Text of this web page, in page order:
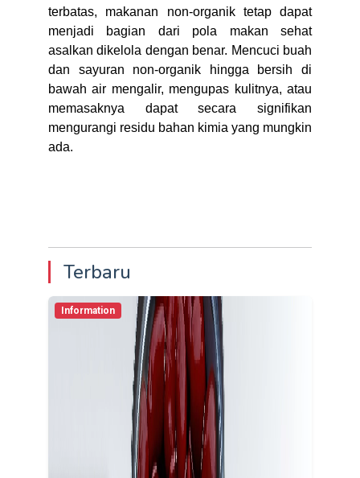
terbatas, makanan non-organik tetap dapat
menjadi bagian dari pola makan sehat
asalkan dikelola dengan benar. Mencuci buah
dan sayuran non-organik hingga bersih di
bawah air mengalir, mengupas kulitnya, atau
memasaknya dapat secara signifikan
mengurangi residu bahan kimia yang mungkin
ada.
Terbaru
Information